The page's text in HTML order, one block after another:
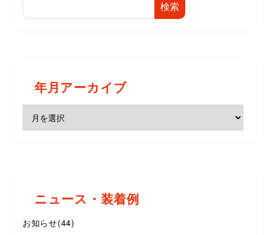
検索
年月アーカイブ
ニュース・装着例
お知らせ(44)